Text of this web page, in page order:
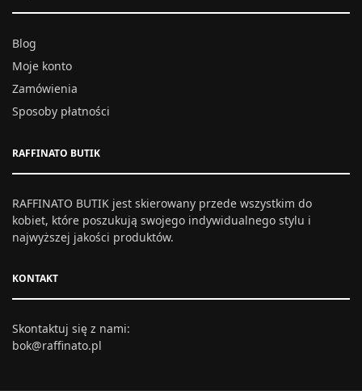
Blog
Moje konto
Zamówienia
Sposoby płatności
RAFFINATO BUTIK
RAFFINATO BUTIK jest skierowany przede wszystkim do
kobiet, które poszukują swojego indywidualnego stylu i
najwyższej jakości produktów.
KONTAKT
Skontaktuj się z nami:
bok@raffinato.pl